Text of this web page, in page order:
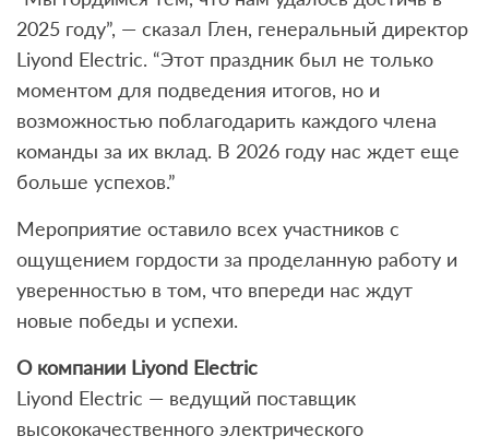
2025 году”, — сказал Глен, генеральный директор
Liyond Electric. “Этот праздник был не только
моментом для подведения итогов, но и
возможностью поблагодарить каждого члена
команды за их вклад. В 2026 году нас ждет еще
больше успехов.”
Мероприятие оставило всех участников с
ощущением гордости за проделанную работу и
уверенностью в том, что впереди нас ждут
новые победы и успехи.
О компании Liyond Electric
Liyond Electric — ведущий поставщик
высококачественного электрического